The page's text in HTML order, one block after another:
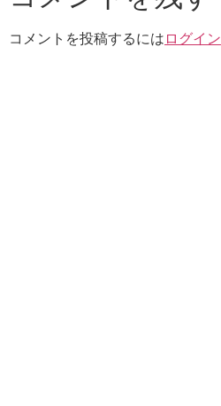
コメントを投稿するには ログイン